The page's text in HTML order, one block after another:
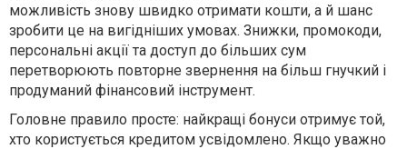
можливість знову швидко отримати кошти, а й шанс
зробити це на вигідніших умовах. Знижки, промокоди,
персональні акції та доступ до більших сум
перетворюють повторне звернення на більш гнучкий і
продуманий фінансовий інструмент.
Головне правило просте: найкращі бонуси отримує той,
хто користується кредитом усвідомлено. Якщо уважно